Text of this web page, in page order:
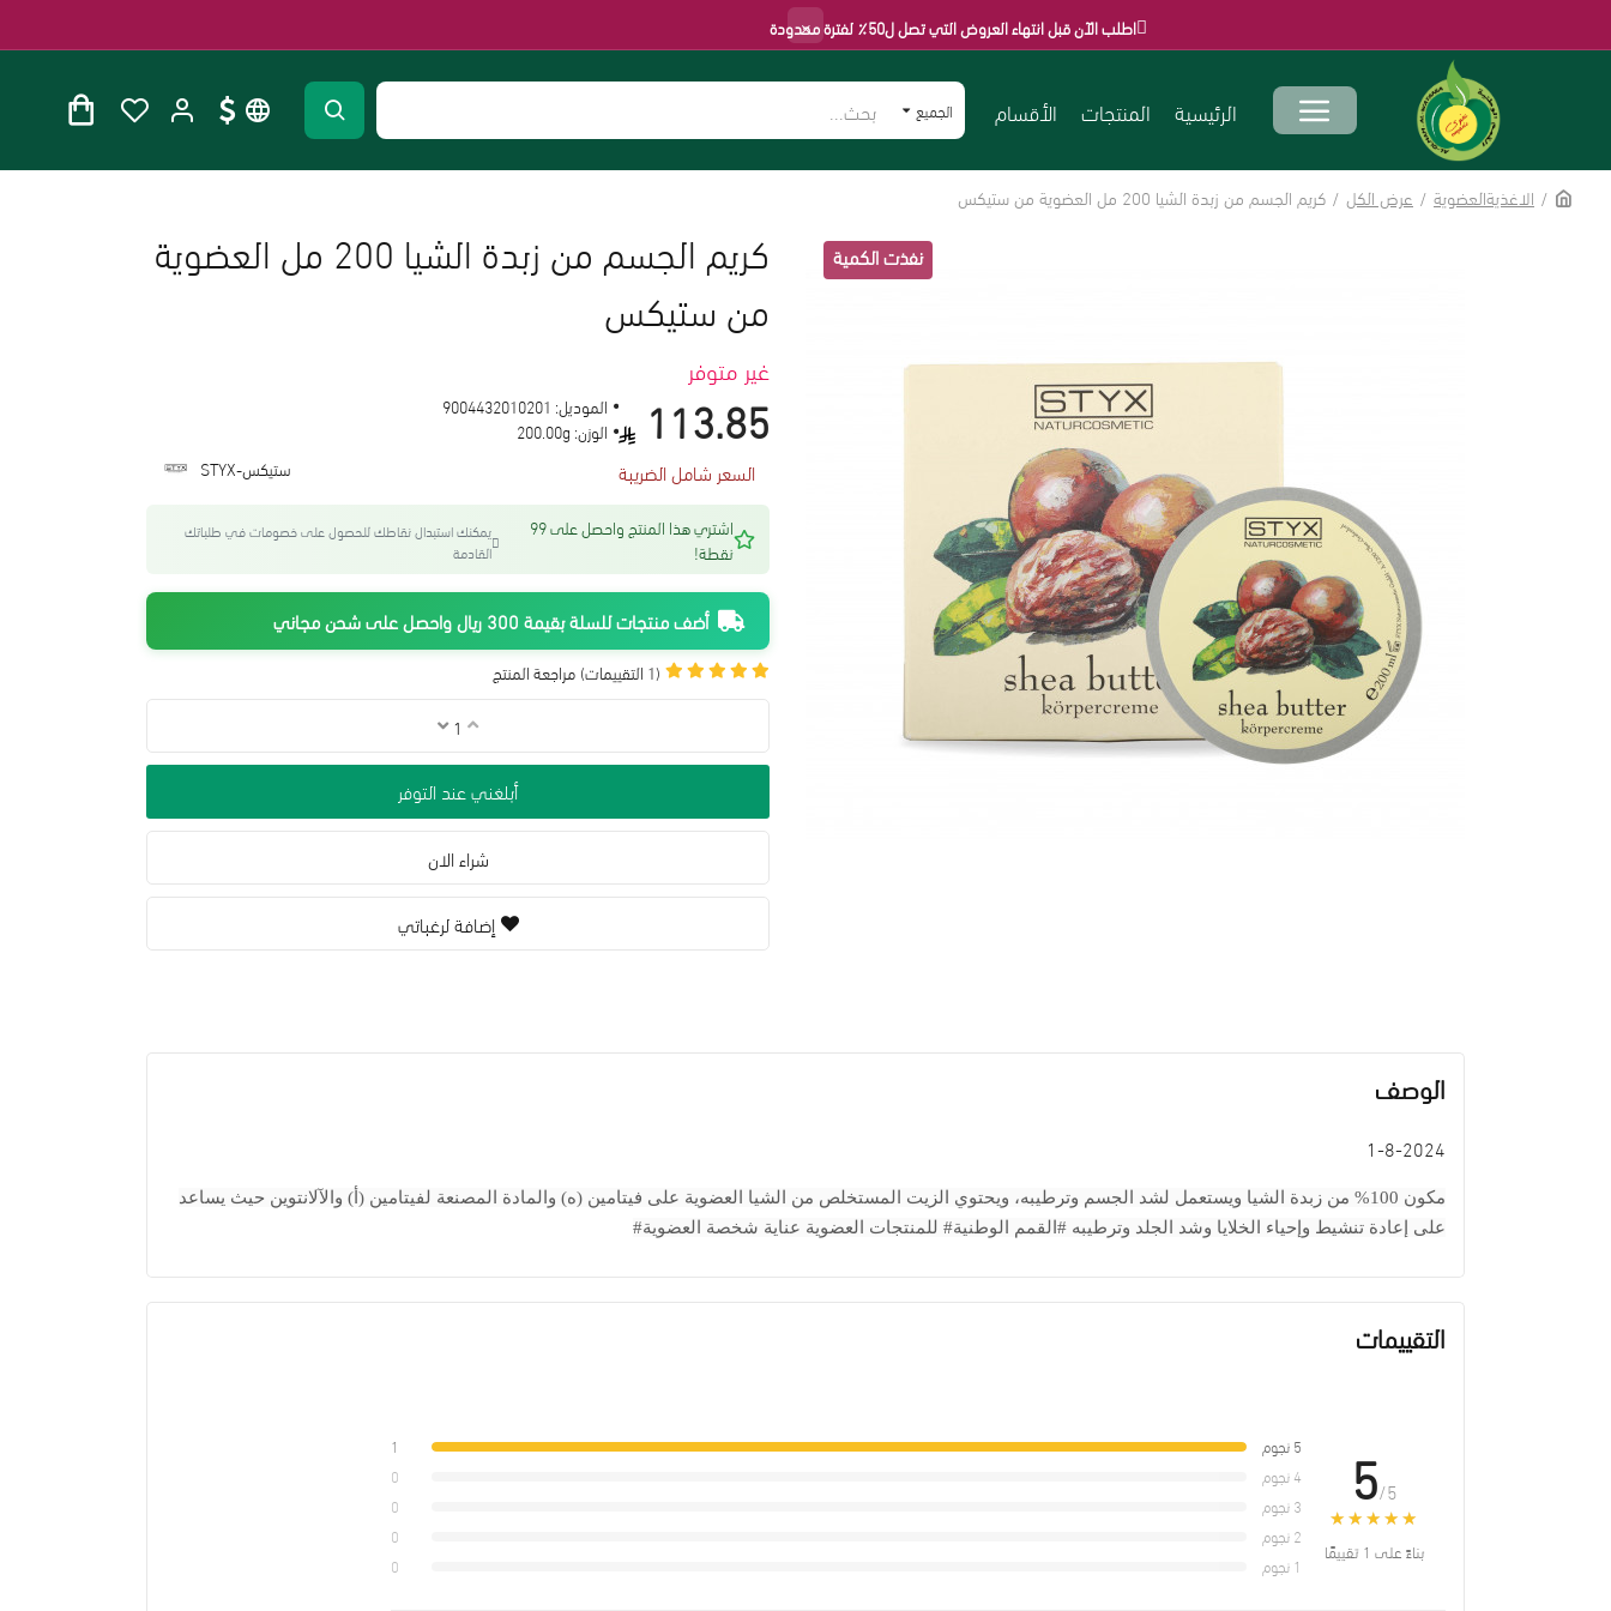
اطلب الآن قبل انتهاء العروض التي تصل ل50٪ لفترة محدودة ×
الرئيسية المنتجات الأقسام الجميع
الاغذيةالعضوية عرض الكل كريم الجسم من زبدة الشيا 200 مل العضوية من ستيكس
غير متوفر
كريم الجسم من زبدة الشيا 200 مل العضوية
من ستيكس
(1 التقييمات) مراجعة المنتج
113.85
السعر شامل الضريبة
الموديل: 9004432010201
الوزن: 200.00g
ستيكس-STYX
اشتري هذا المنتج واحصل على 99
نقطة!
يمكنك استبدال نقاطك للحصول على خصومات في طلباتك
القادمة
أضف منتجات للسلة بقيمة 300 ريال واحصل على شحن مجاني
أبلغني عند التوفر
شراء الان
إضافة لرغباتي
الوصف
1-8-2024
مكون 100% من زبدة الشيا ويستعمل لشد الجسم وترطيبه، ويحتوي الزيت المستخلص من الشيا العضوية على فيتامين (ه) والمادة المصنعة لفيتامين (أ) والآلانتوين حيث يساعد
على إعادة تنشيط وإحياء الخلايا وشد الجلد وترطيبه #القمم الوطنية# للمنتجات العضوية عناية شخصة العضوية#
التقييمات
5/5
★★★★★
★★★★★
بناءً على 1 تقييمًا
5 نجوم
1
4 نجوم
0
3 نجوم
0
2 نجوم
0
1 نجوم
0